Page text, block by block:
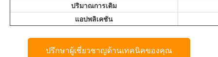
ปริมาณการเติม
แอปพลิเคชัน
ปรึกษาผู้เชี่ยวชาญด้านเทคนิคของคุณ